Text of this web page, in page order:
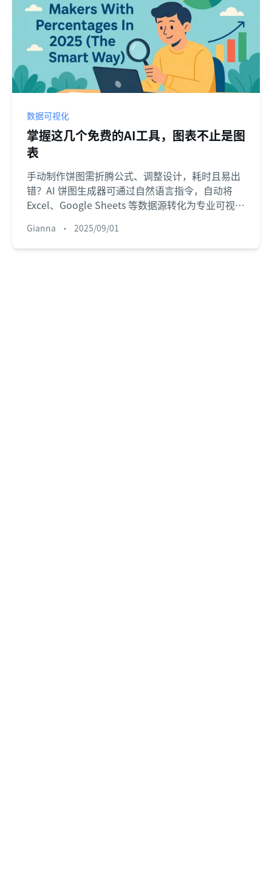
数据可视化
掌握这几个免费的AI工具，图表不止是图
表
手动制作饼图需折腾公式、调整设计，耗时且易出
错？AI 饼图生成器可通过自然语言指令，自动将
Excel、Google Sheets 等数据源转化为专业可视化
「数据集成、易用性、自定义、安全性」4 大选择
标准，再详细推荐 5 款工具,并附工具特性对比与使
Gianna • 2025/09/01